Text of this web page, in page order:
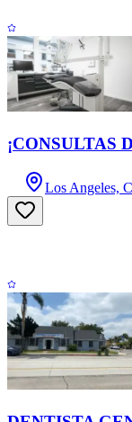
¡CONSULTAS
Los Angeles,